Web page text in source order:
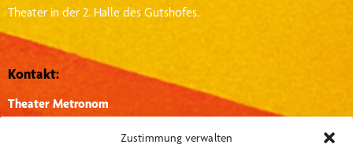
Zustimmung verwalten
Theater in der 2. Halle des Gutshofes.
Kontakt:
Theater Metronom